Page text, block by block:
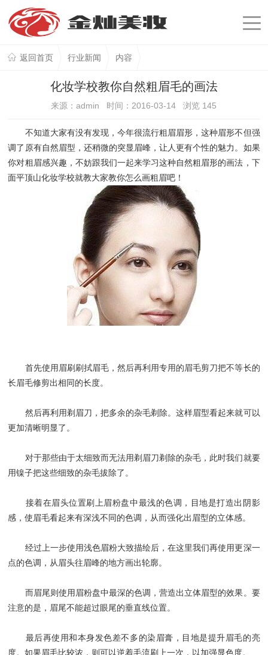
返回首页 行业新闻 内容
化妆学校教你自然粗眉毛的画法
来源：admin 时间：2016-03-14 浏览 145
不知道大家有没有发现，今年很流行粗眉眉形，这种眉形不但强
调了原有自然眉型，还稍微的突显眉峰，让人更有个性的魅力。如果
你对粗眉感兴趣，不妨跟我们一起来学习这种自然粗眉形的画法，下
面平顶山化妆学校就教大家教你怎么画粗眉吧！
首先使用眉刷刷拭眉毛，然后再利用专用的眉毛剪刀把不等长的
长眉毛修剪出相同的长度。
然后再利用剃眉刀，把多余的杂毛剃除。这样眉型看起来就可以
更加清晰明显了。
对于那些由于太细致而无法用剃眉刀剃除的杂毛，此时我们就要
用镍子把这些细致的杂毛拔除了。
接着在眉头位置刷上眉粉盘中最浅的色调，目地是打造出阴影
感，使眉毛看起来有深浅不同的色调，从而强化出眉型的立体感。
经过上一步使用浅色眉粉大致描绘后，在这里我们再使用更深一
点的色调，从眉头往眉峰的地方画出轮廓。
而眉尾则使用眉粉盘中最深的色调，营造出立体眉型的效果。要
注意的是，眉尾不能超过眼尾的垂直线位置。
最后再使用和本身发色差不多的染眉膏，目地是提升眉毛的亮
度。如果眉毛比较浓，则可以逆着毛流刷上一次，以加强显色度。